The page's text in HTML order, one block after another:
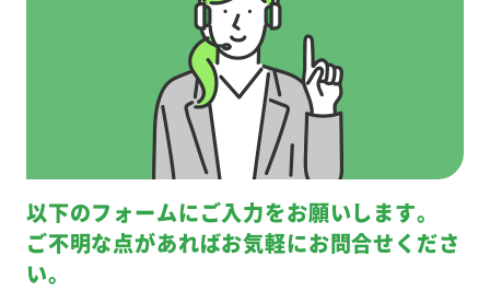
以下のフォームにご入力をお願いします。
ご不明な点があればお気軽にお問合せくださ
い。